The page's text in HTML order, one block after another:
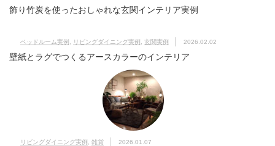
飾り竹炭を使ったおしゃれな玄関インテリア実例
ベッドルーム実例 リビングダイニング実例 玄関実例 2026.02.02
壁紙とラグでつくるアースカラーのインテリア
リビングダイニング実例 雑貨 2026.01.07